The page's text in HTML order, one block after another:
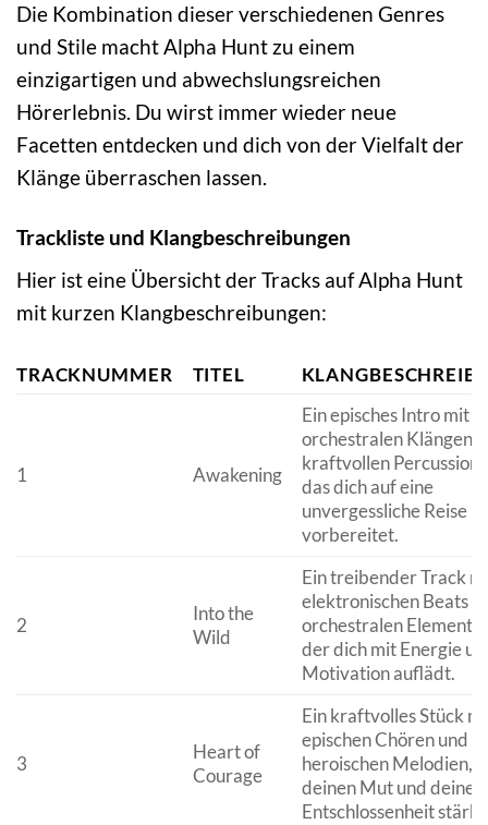
Die Kombination dieser verschiedenen Genres
und Stile macht Alpha Hunt zu einem
einzigartigen und abwechslungsreichen
Hörerlebnis. Du wirst immer wieder neue
Facetten entdecken und dich von der Vielfalt der
Klänge überraschen lassen.
Trackliste und Klangbeschreibungen
Hier ist eine Übersicht der Tracks auf Alpha Hunt
mit kurzen Klangbeschreibungen:
TRACKNUMMER TITEL
1 Awakening
Ein episches Intro mit
orchestralen Klängen
kraftvollen
das dich auf eine
unvergessliche Reise
vorbereitet.
2
Into the
Wild
Ein treibender Track
elektronischen Beats
orchestralen
der dich mit Energie
Motivation auflädt.
3
Heart of
Courage
Ein kraftvolles Stück
epischen Chören und
heroischen Melodien,
deinen Mut und deine
Entschlossenheit